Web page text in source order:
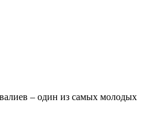
– один из самых молодых